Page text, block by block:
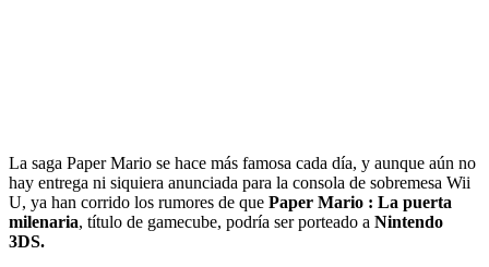
La saga Paper Mario se hace más famosa cada día, y aunque aún no
hay entrega ni siquiera anunciada para la consola de sobremesa Wii
U, ya han corrido los rumores de que Paper Mario : La puerta
milenaria, título de gamecube, podría ser porteado a Nintendo
3DS.